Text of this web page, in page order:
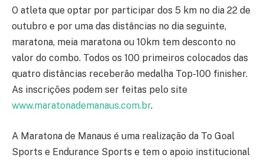
O atleta que optar por participar dos 5 km no dia 22 de
outubro e por uma das distâncias no dia seguinte,
maratona, meia maratona ou 10km tem desconto no
valor do combo. Todos os 100 primeiros colocados das
quatro distâncias receberão medalha Top-100 finisher.
As inscrições podem ser feitas pelo site
www.maratonademanaus.com.br.
A Maratona de Manaus é uma realização da To Goal
Sports e Endurance Sports e tem o apoio institucional